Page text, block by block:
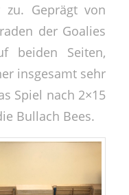
Geprägt von
der Goalies
beiden Seiten,
insgesamt sehr
Spiel nach 2×15
Bullach Bees.